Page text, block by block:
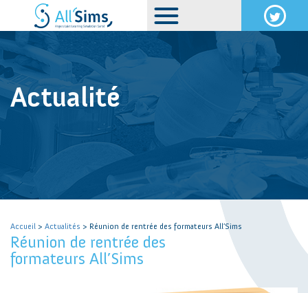
Actualité
Accueil > Actualités > Réunion de rentrée des formateurs All’Sims
Réunion de rentrée des
formateurs All’Sims